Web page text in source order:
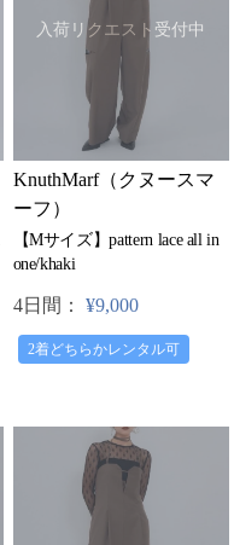
入荷リクエスト受付中
KnuthMarf（クヌースマ
ーフ）
【Mサイズ】pattern lace all in
one/khaki
4日間： ¥9,000
2着どちらかレンタル可